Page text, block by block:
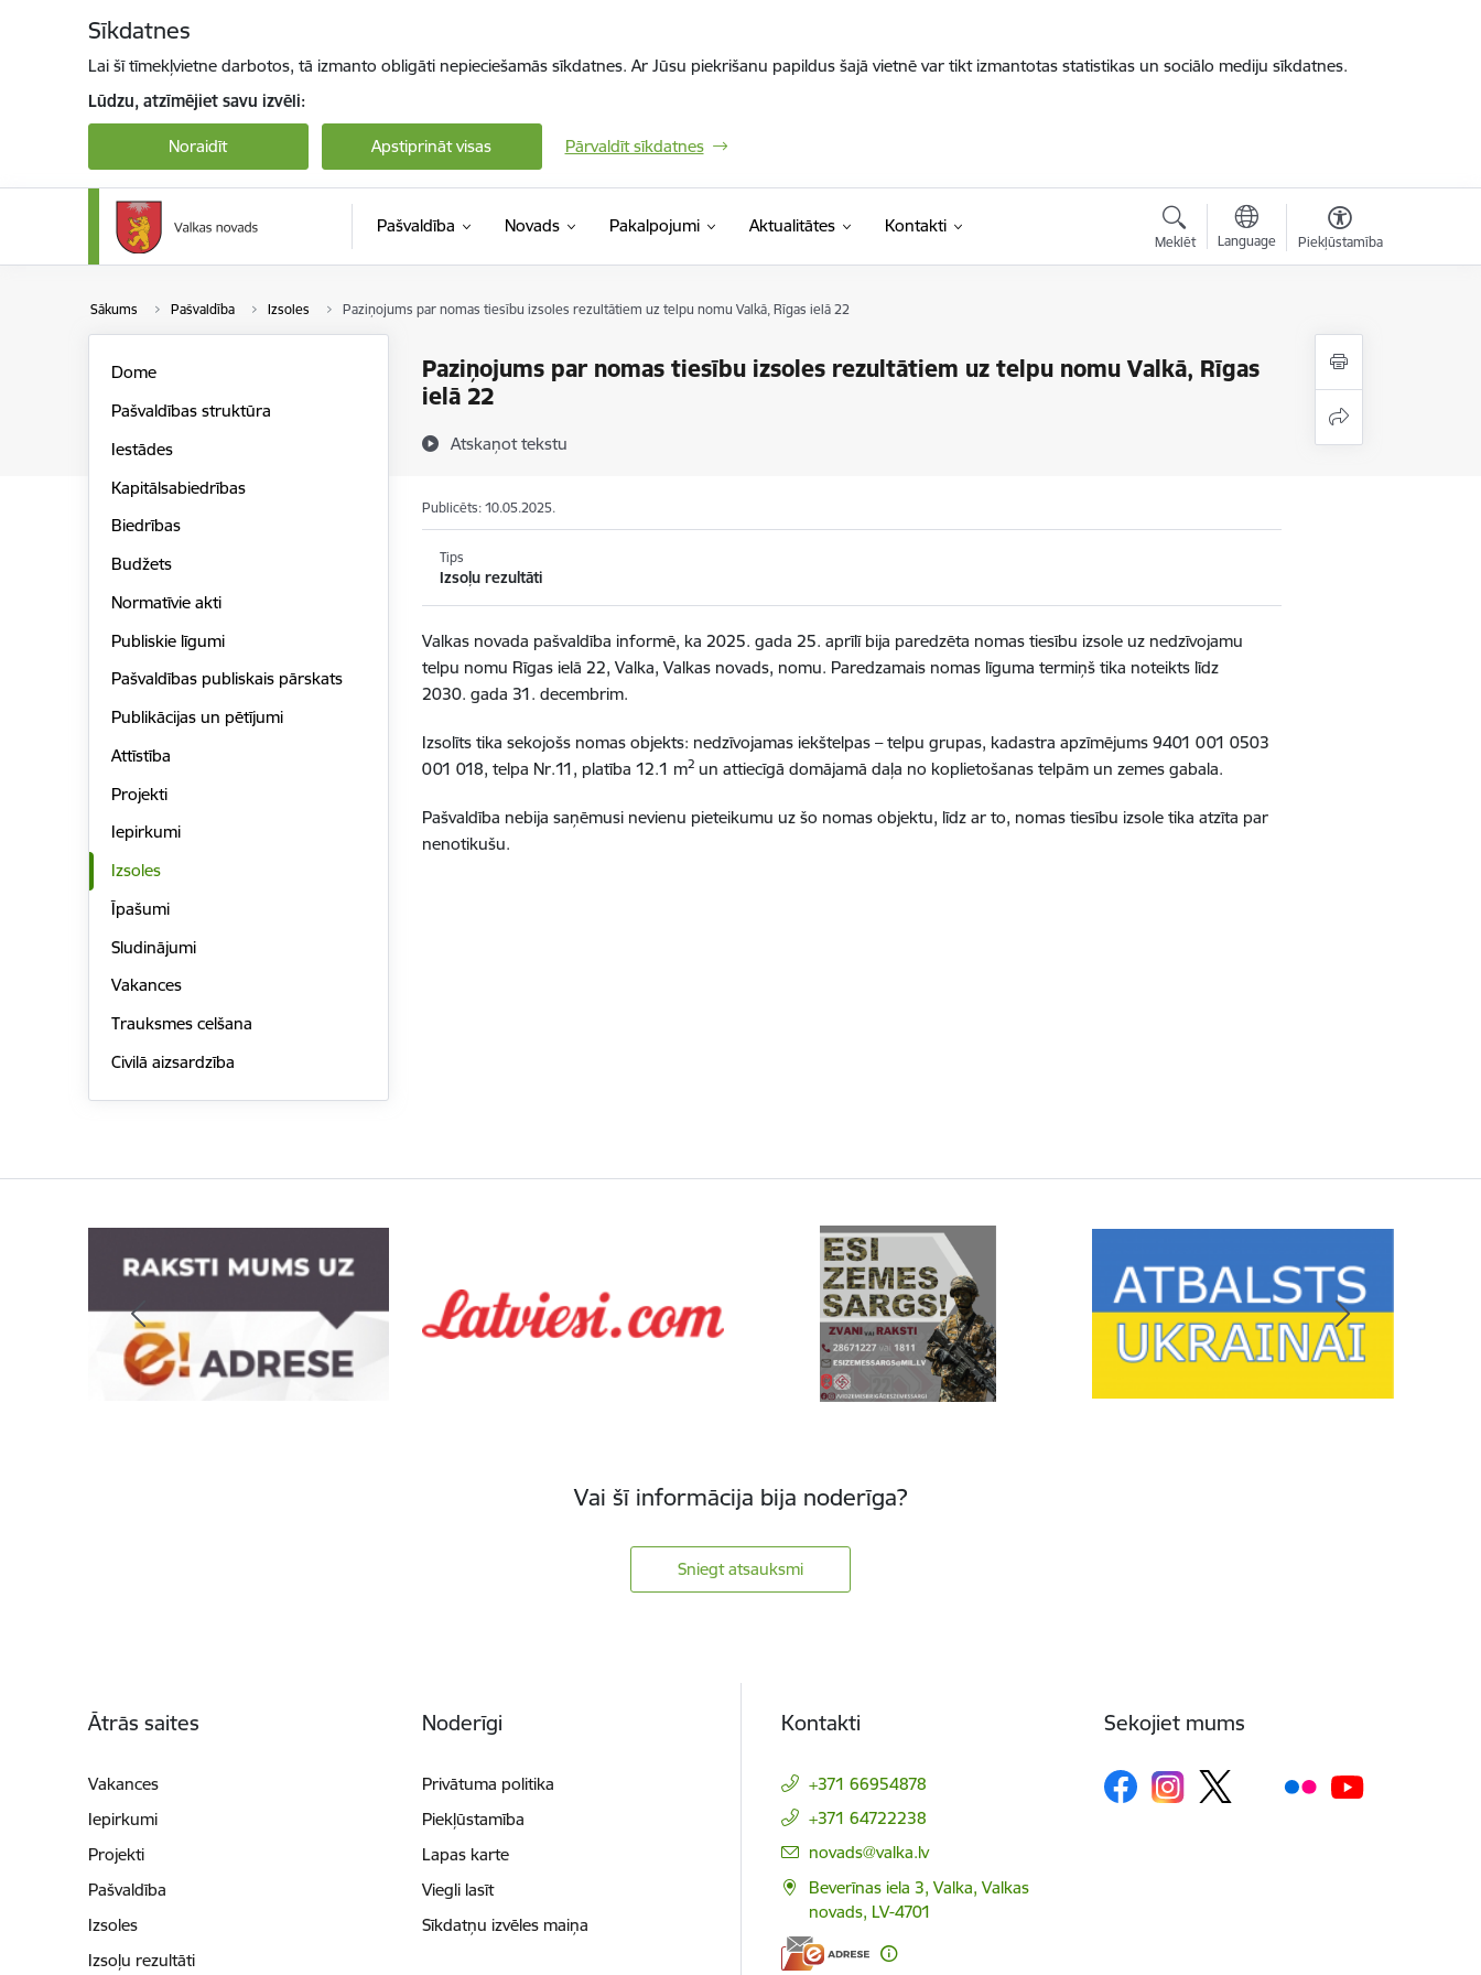
Sīkdatnes
Lai šī tīmekļvietne darbotos, tā izmanto obligāti nepieciešamās sīkdatnes. Ar Jūsu piekrišanu papildus šajā vietnē var tikt izmantotas statistikas un sociālo mediju sīkdatnes.
Lūdzu, atzīmējiet savu izvēli:
Noraidīt Apstiprināt visas Pārvaldīt sīkdatnes
Pašvaldība Novads Pakalpojumi Aktualitātes Kontakti
Meklēt Language Piekļūstamība
Sākums Pašvaldība Izsoles Paziņojums par nomas tiesību izsoles rezultātiem uz telpu nomu Valkā, Rīgas ielā 22
Paziņojums par nomas tiesību izsoles rezultātiem uz telpu nomu Valkā, Rīgas
ielā 22
Atskaņot tekstu
Dome
Pašvaldības struktūra
Iestādes
Kapitālsabiedrības
Biedrības
Budžets
Normatīvie akti
Publiskie līgumi
Pašvaldības publiskais pārskats
Publikācijas un pētījumi
Attīstība
Projekti
Iepirkumi
Izsoles
Īpašumi
Sludinājumi
Vakances
Trauksmes celšana
Civilā aizsardzība
Publicēts: 10.05.2025.
Tips
Izsoļu rezultāti
Valkas novada pašvaldība informē, ka 2025. gada 25. aprīlī bija paredzēta nomas tiesību izsole uz nedzīvojamu
telpu nomu Rīgas ielā 22, Valka, Valkas novads, nomu. Paredzamais nomas līguma termiņš tika noteikts līdz
2030. gada 31. decembrim.
Izsolīts tika sekojošs nomas objekts: nedzīvojamas iekštelpas – telpu grupas, kadastra apzīmējums 9401 001 0503
001 018, telpa Nr.11, platība 12.1 m2 un attiecīgā domājamā daļa no koplietošanas telpām un zemes gabala.
Pašvaldība nebija saņēmusi nevienu pieteikumu uz šo nomas objektu, līdz ar to, nomas tiesību izsole tika atzīta par
nenotikušu.
Vai šī informācija bija noderīga?
Sniegt atsauksmi
Ātrās saites
Vakances
Iepirkumi
Projekti
Pašvaldība
Izsoles
Izsoļu rezultāti
Noderīgi
Privātuma politika
Piekļūstamība
Lapas karte
Viegli lasīt
Sīkdatņu izvēles maiņa
Kontakti
+371 66954878
+371 64722238
E-pasts:
novads@valka.lv
Beverīnas iela 3, Valka, Valkas
novads, LV-4701
Sekojiet mums